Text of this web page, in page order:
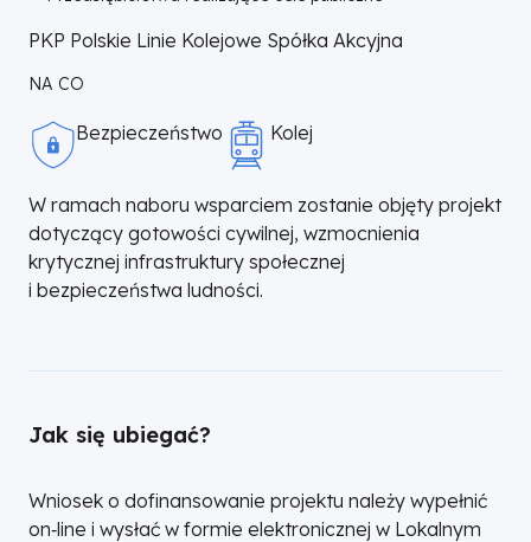
PKP Polskie Linie Kolejowe Spółka Akcyjna
NA CO
Bezpieczeństwo Kolej
W ramach naboru wsparciem zostanie objęty projekt
dotyczący gotowości cywilnej, wzmocnienia
krytycznej infrastruktury społecznej
i bezpieczeństwa ludności.
Jak się ubiegać?
Wniosek o dofinansowanie projektu należy wypełnić
on‑line i wysłać w formie elektronicznej w Lokalnym